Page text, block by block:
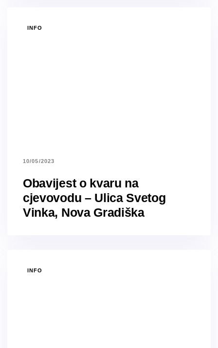
TAGS
INFO
10/05/2023
Obavijest o kvaru na
cjevovodu – Ulica Svetog
Vinka, Nova Gradiška
TAGS
INFO